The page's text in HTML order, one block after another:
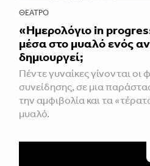
ΘΈΑΤΡΟ
«Ημερολόγιο in
μέσα στο μυαλό ενός
δημιουργεί;
Πέντε γυναίκες γίνονται οι
συνείδησης, σε μια
την αμφιβολία και τα
μυαλό.